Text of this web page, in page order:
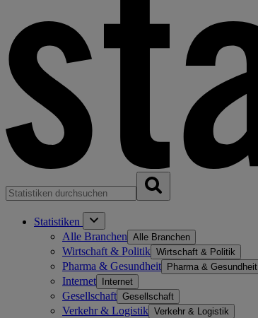
Statistiken
Alle Branchen Alle Branchen
Wirtschaft & Politik Wirtschaft & Politik
Pharma & Gesundheit Pharma & Gesundheit
Internet Internet
Gesellschaft Gesellschaft
Verkehr & Logistik Verkehr & Logistik